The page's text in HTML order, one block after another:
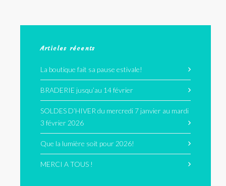
Articles récents
La boutique fait sa pause estivale!
BRADERIE jusqu’au 14 février
SOLDES D’HIVER du mercredi 7 janvier au mardi
3 février 2026
Que la lumière soit pour 2026!
MERCI A TOUS !